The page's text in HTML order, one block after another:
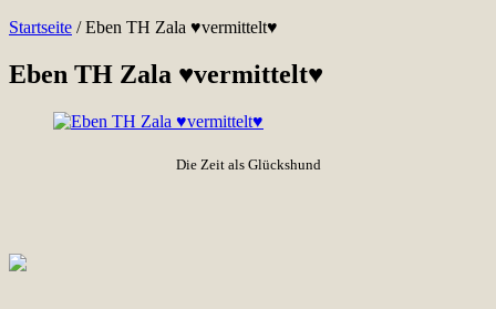
Startseite /Eben TH Zala ♥vermittelt♥
Eben TH Zala ♥vermittelt♥
Die Zeit als Glückshund